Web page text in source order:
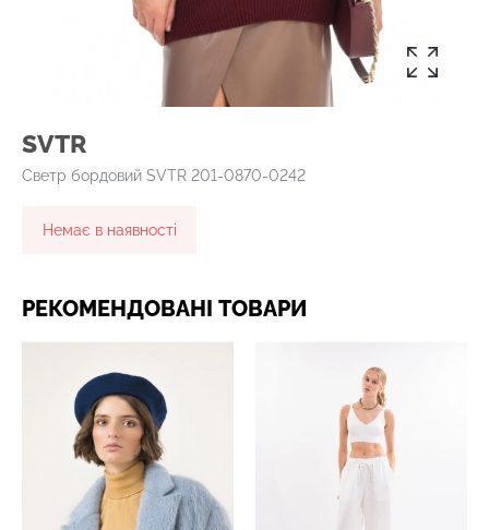
SVTR
Светр бордовий SVTR 201-0870-0242
Немає в наявності
РЕКОМЕНДОВАНІ ТОВАРИ